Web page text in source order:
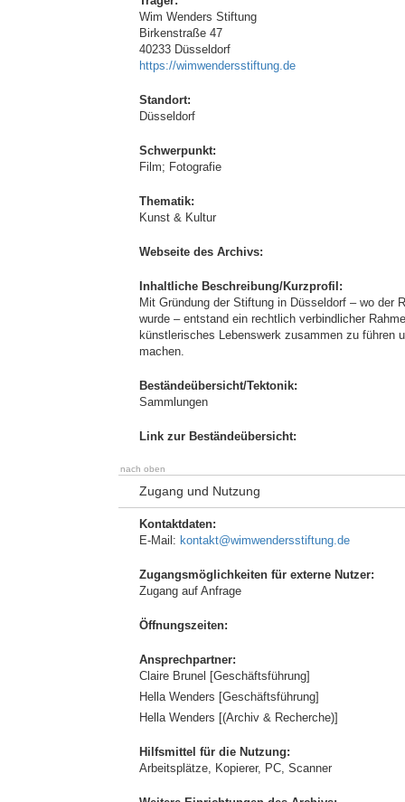
Wim Wenders Stiftung
Birkenstraße 47
40233 Düsseldorf
https://wimwendersstiftung.de
Standort:
Düsseldorf
Schwerpunkt:
Film; Fotografie
Thematik:
Kunst & Kultur
Webseite des Archivs:
Inhaltliche Beschreibung/Kurzprofil:
Mit Gründung der Stiftung in Düsseldorf – wo der
wurde – entstand ein rechtlich verbindlicher
künstlerisches Lebenswerk zusammen zu führen
machen.
Beständeübersicht/Tektonik:
Sammlungen
Link zur Beständeübersicht:
nach oben
Zugang und Nutzung
Kontaktdaten:
E-Mail: kontakt@wimwendersstiftung.de
Zugangsmöglichkeiten für externe Nutzer:
Zugang auf Anfrage
Öffnungszeiten:
Ansprechpartner:
Claire Brunel [Geschäftsführung]
Hella Wenders [Geschäftsführung]
Hella Wenders [(Archiv & Recherche)]
Hilfsmittel für die Nutzung:
Arbeitsplätze, Kopierer, PC, Scanner